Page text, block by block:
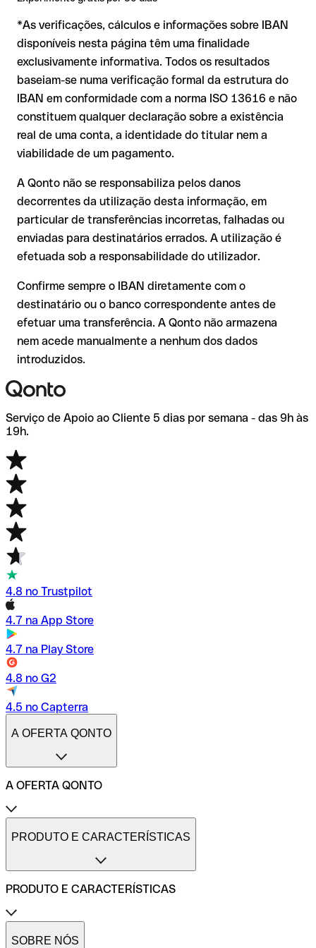
forma outra combinação formalmente válida, a
transferência é executada para uma conta alheia. Nesse
caso:
O banco destinatário é obrigado a colaborar na
recuperação dos fundos
A sua instituição pode iniciar um processo de reclamação a
seu pedido
A devolução não está garantida, especialmente se o
Em transferências internacionais fora da área SEPA, a
recuperação é consideravelmente mais complexa e implica
comissões adicionais
Recomendação : verifique sempre o IBAN antes de uma
transferência com o nosso IBAN Checker gratuito e, em caso
precaução é especialmente importante com montantes
elevados ou em novas relações comerciais.
*As verificações, cálculos e informações sobre IBAN
disponíveis nesta página têm uma finalidade
exclusivamente informativa. Todos os resultados
baseiam-se numa verificação formal da estrutura do
IBAN em conformidade com a norma ISO 13616 e não
constituem qualquer declaração sobre a existência
real de uma conta, a identidade do titular nem a
viabilidade de um pagamento.
A Qonto não se responsabiliza pelos danos
decorrentes da utilização desta informação, em
particular de transferências incorretas, falhadas ou
enviadas para destinatários errados. A utilização é
efetuada sob a responsabilidade do utilizador.
Confirme sempre o IBAN diretamente com o
destinatário ou o banco correspondente antes de
efetuar uma transferência. A Qonto não armazena
nem acede manualmente a nenhum dos dados
introduzidos.
Serviço de Apoio ao Cliente 5 dias por semana - das 9h às
19h.
4.8 no Trustpilot
4.7 na App Store
4.7 na Play Store
4.8 no G2
4.5 no Capterra
A OFERTA QONTO
A OFERTA QONTO
Conta profissional online
Conta profissional para pequenas empresas
Métodos de pagamento
Transferências imediatas
Gestão de despesas profissionais
Comparadores de contas de empresas
PRODUTO E CARACTERÍSTICAS
PRODUTO E CARACTERÍSTICAS
Cartão One
SOBRE NÓS